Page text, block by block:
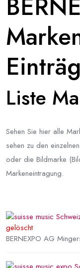
Liste
Sehen Sie hier alle
sehen zu den
oder die Bildmarke
Markeneintragung.
gelöscht
BERNEXPO AG